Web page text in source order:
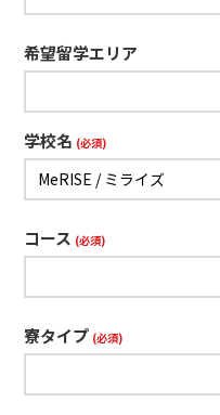
希望留学エリア
学校名 (必須)
コース (必須)
寮タイプ (必須)